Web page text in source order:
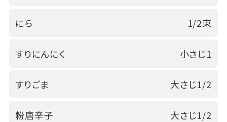
にら 1/2束
すりにんにく 小さじ1
すりごま 大さじ1/2
粉唐辛子 大さじ1/2